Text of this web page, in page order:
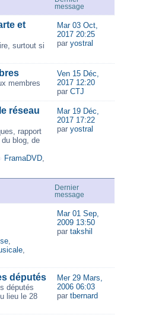
message
et
surtout si
Mar 03 Oct,
2017 20:25
par yostral
membres
Ven 15 Déc,
2017 12:20
par CTJ
réseau
rapport
blog, de
FramaDVD,
Mar 19 Déc,
2017 17:22
par yostral
Dernier
message
,
,
Mar 01 Sep,
2009 13:50
par takshil
députés
députés
lieu le 28
Mer 29 Mars,
2006 06:03
par tbernard